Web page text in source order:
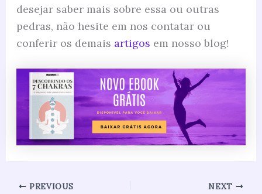
desejar saber mais sobre essa ou outras
pedras, não hesite em nos contatar ou
conferir os demais artigos em nosso blog!
PREVIOUS NEXT